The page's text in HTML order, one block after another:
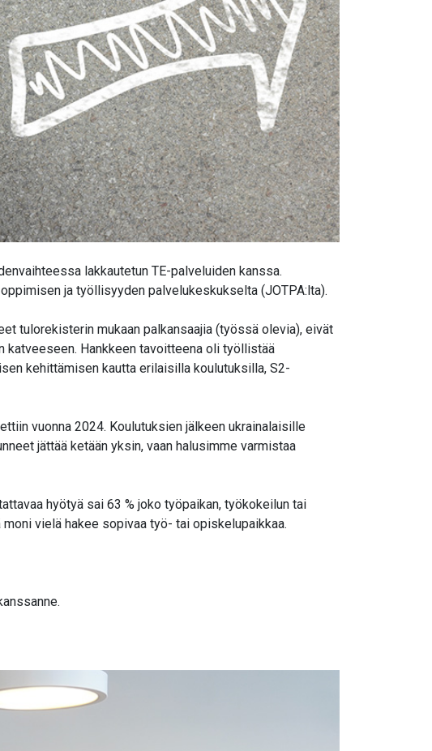
lakkautetun TE-palveluiden kanssa.
ja työllisyyden palvelukeskukselta (JOTPA:lta).
tulorekisterin mukaan palkansaajia (työssä olevia), eivät
katveeseen. Hankkeen tavoitteena oli työllistää
kehittämisen kautta erilaisilla koulutuksilla, S2-
vuonna 2024. Koulutuksien jälkeen ukrainalaisille
jättää ketään yksin, vaan halusimme varmistaa
hyötyä sai 63 % joko työpaikan, työkokeilun tai
vielä hakee sopivaa työ- tai opiskelupaikkaa.